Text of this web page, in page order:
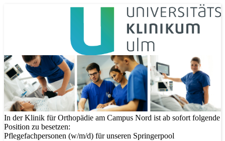
In der Klinik für Orthopädie am Campus Nord ist ab sofort folgende
Position zu besetzen:
Pflegefachpersonen (w/m/d) für unseren Springerpool